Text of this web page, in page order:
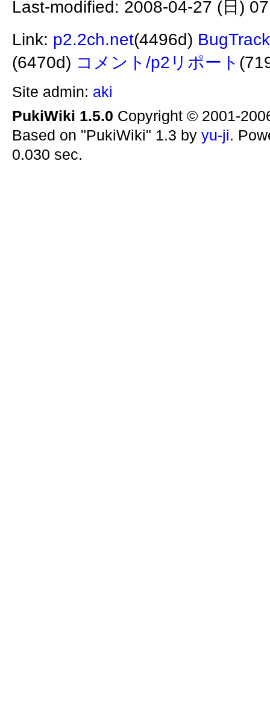
Last-modified: 2008-04-27 (日)
Link: p2.2ch.net(4496d) BugTrack
(6470d) コメント/p2リポート
Site admin: aki
PukiWiki 1.5.0 Copyright © 2001-
Based on "PukiWiki" 1.3 by yu-ji.
0.030 sec.